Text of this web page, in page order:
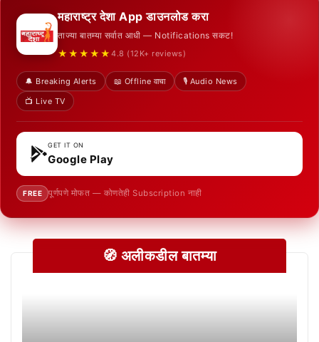
महाराष्ट्र देशा App डाउनलोड करा
ताज्या बातम्या सर्वात आधी — Notifications सकट!
★★★★★ 4.8 (12K+ reviews)
🔔 Breaking Alerts 📖 Offline वाचा
🎙️ Audio News
📺 Live TV
GET IT ON
Google Play
FREE पूर्णपणे मोफत — कोणतेही Subscription नाही
🧭 अलीकडील बातम्या